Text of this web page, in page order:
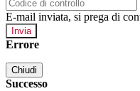
E-mail inviata, si prega di
Errore
Chiudi
Successo